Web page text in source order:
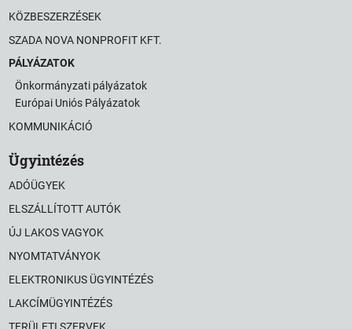
KÖZBESZERZÉSEK
SZADA NOVA NONPROFIT KFT.
PÁLYÁZATOK
Önkormányzati pályázatok
Európai Uniós Pályázatok
KOMMUNIKÁCIÓ
Ügyintézés
ADÓÜGYEK
ELSZÁLLÍTOTT AUTÓK
ÚJ LAKOS VAGYOK
NYOMTATVÁNYOK
ELEKTRONIKUS ÜGYINTÉZÉS
LAKCÍMÜGYINTÉZÉS